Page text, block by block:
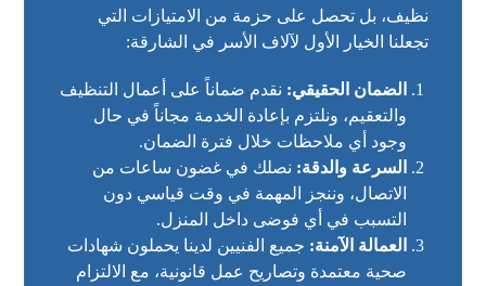
نظيف، بل تحصل على حزمة من الامتيازات التي
تجعلنا الخيار الأول لآلاف الأسر في الشارقة:
الضمان الحقيقي: نقدم ضماناً على أعمال التنظيف
والتعقيم، ونلتزم بإعادة الخدمة مجاناً في حال
وجود أي ملاحظات خلال فترة الضمان.
السرعة والدقة: نصلك في غضون ساعات من
الاتصال، وننجز المهمة في وقت قياسي دون
التسبب في أي فوضى داخل المنزل.
العمالة الآمنة: جميع الفنيين لدينا يحملون شهادات
صحية معتمدة وتصاريح عمل قانونية، مع الالتزام